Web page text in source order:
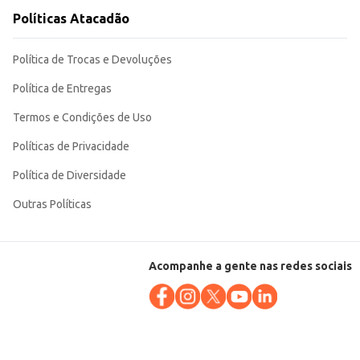
Políticas Atacadão
Política de Trocas e Devoluções
Política de Entregas
Termos e Condições de Uso
Políticas de Privacidade
Política de Diversidade
Outras Políticas
Acompanhe a gente nas redes sociais